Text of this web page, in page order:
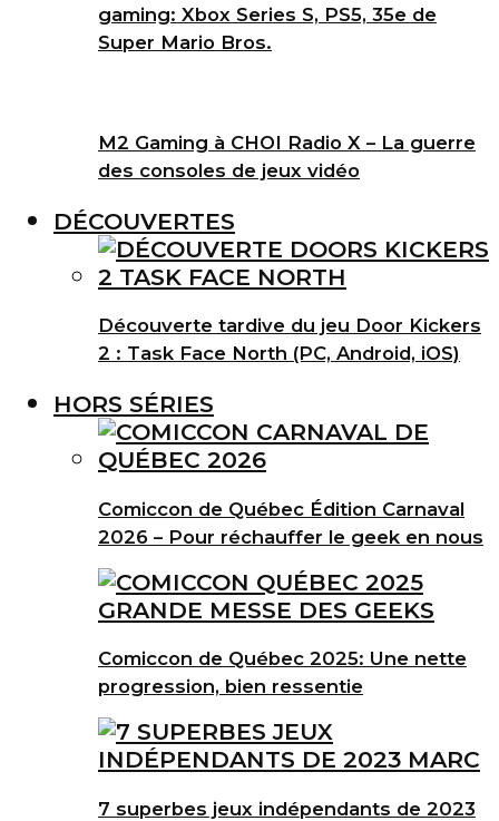
gaming: Xbox Series S, PS5, 35e de
Super Mario Bros.
M2 Gaming à CHOI Radio X – La guerre
des consoles de jeux vidéo
DÉCOUVERTES
Découverte tardive du jeu Door Kickers
2 : Task Face North (PC, Android, iOS)
HORS SÉRIES
Comiccon de Québec Édition Carnaval
2026 – Pour réchauffer le geek en nous
Comiccon de Québec 2025: Une nette
progression, bien ressentie
7 superbes jeux indépendants de 2023